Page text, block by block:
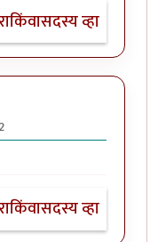
किंवासदस्य व्हा
किंवासदस्य व्हा